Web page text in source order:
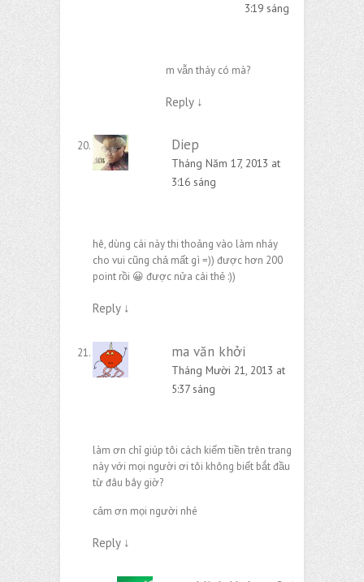
3:19 sáng
m vẫn tháy có mà?
Reply ↓
Diep
Tháng Năm 17, 2013 at
3:16 sáng
hê, dùng cái này thi thoảng vào làm nháy
cho vui cũng chả mất gì =)) được hơn 200
point rồi 😀 được nửa cái thẻ :))
Reply ↓
ma văn khởi
Tháng Mười 21, 2013 at
5:37 sáng
làm ơn chỉ giúp tôi cách kiếm tiền trên trang
này với mọi người ơi tôi không biết bắt đầu
từ đâu bây giờ?
cảm ơn mọi người nhé
Reply ↓